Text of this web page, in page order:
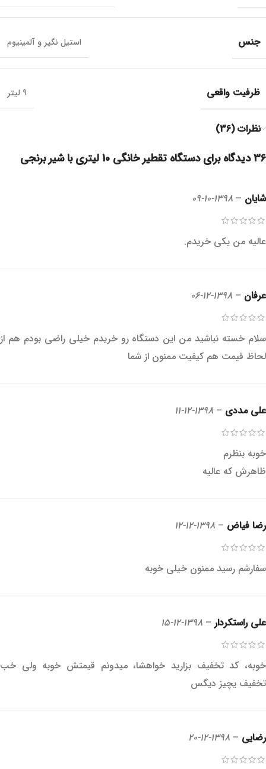
جنس استیل نگیر و آلمینیوم
ظرفیت واقعی 9 لیتر
نظرات (36)
36 دیدگاه برای دستگاه تقطیر خانگی 10 لیتری با شیر برنجی
شایان –
1398-10-09
عالیه من یکی خریدم.
عرفان –
1398-12-06
سلام خسته نباشید من این دستگاه رو خریدم خیلی راضی بودم هم از
لحاظ قیمت هم کیفیت ممنون از شما
علی مددی –
1398-12-11
خوبه بنظرم
ظاهرش که عالیه
رضا فیاض –
1398-12-12
سفارشم رسید ممنون خیلی خوبه
علی راستکردار –
1398-12-15
خوبه، کد تخفیف بزارید خواهشا، میدونم قیمتش خوبه ولی خب
تخفیف یچیز دیگس
رضایی –
1398-12-20